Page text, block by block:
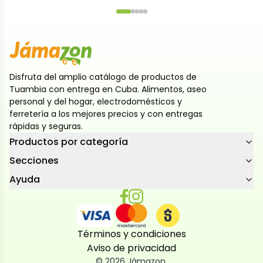
Disfruta del amplio catálogo de productos de
Tuambia con entrega en Cuba. Alimentos, aseo
personal y del hogar, electrodomésticos y
ferretería a los mejores precios y con entregas
rápidas y seguras.
Productos por categoría
Secciones
Ayuda
Términos y condiciones
Aviso de privacidad